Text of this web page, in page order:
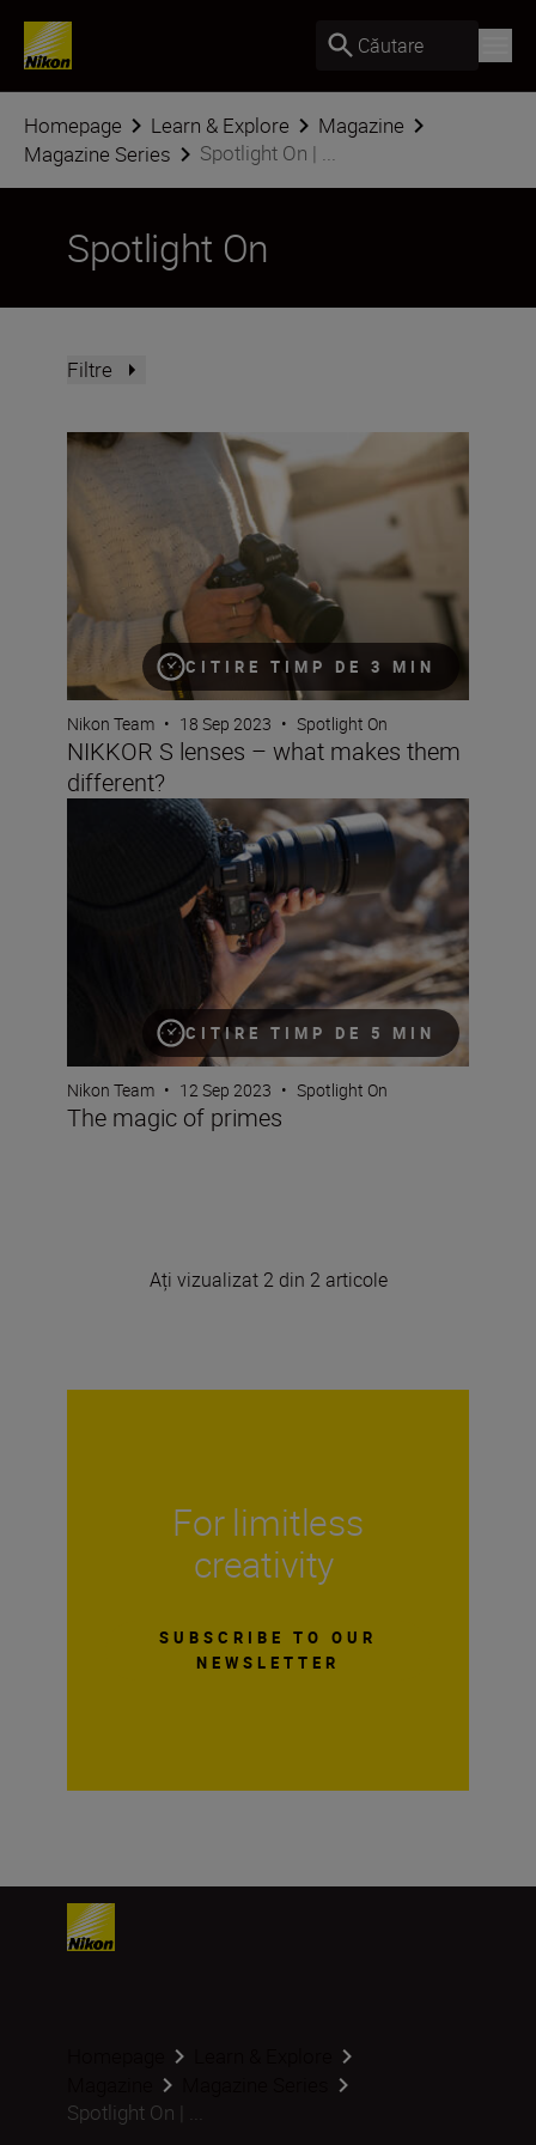
Căutare
Homepage Learn & Explore
Magazine
Magazine Series
Spotlight On | ...
Spotlight On
Filtre
CITIRE TIMP DE 3 MIN
NIKKOR S lenses – what makes them different?
Nikon Team • 18 Sep 2023 • Spotlight On
NIKKOR S lenses – what makes them
different?
CITIRE TIMP DE 5 MIN
The magic of primes
Nikon Team • 12 Sep 2023 • Spotlight On
The magic of primes
Ați vizualizat 2 din 2 articole
For limitless
creativity
SUBSCRIBE TO OUR
NEWSLETTER
Spotlight On | ...